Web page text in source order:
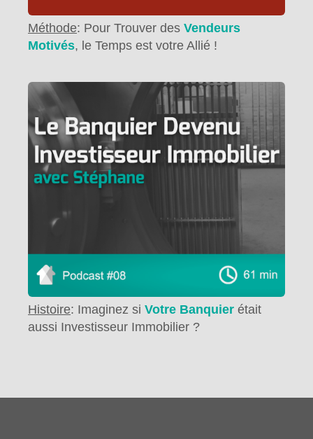
Méthode: Pour Trouver des Vendeurs
Motivés, le Temps est votre Allié !
Histoire: Imaginez si Votre Banquier était
aussi Investisseur Immobilier ?